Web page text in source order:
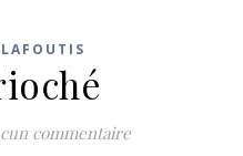
commentaire